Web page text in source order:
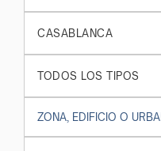
CASABLANCA
TODOS LOS TIPOS